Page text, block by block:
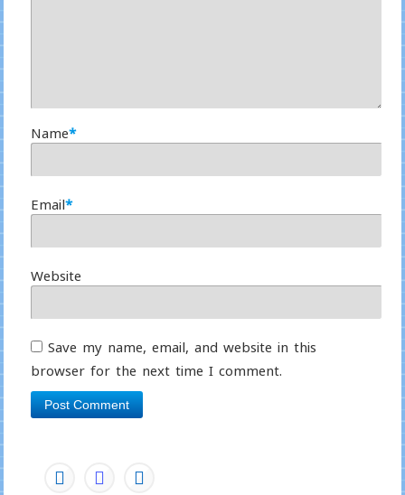
Name*
Email*
Website
Save my name, email, and website in this
browser for the next time I comment.